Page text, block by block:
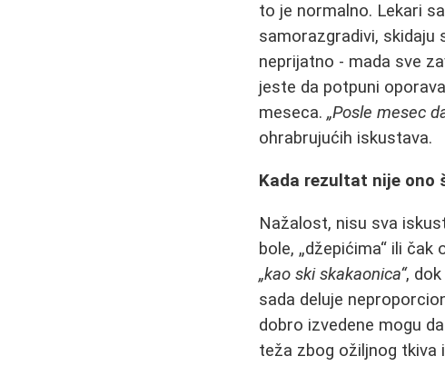
to je normalno. Lekari
samorazgradivi, skidaju
neprijatno - mada sve
jeste da potpuni
meseca.„Posle mesec
ohrabrujućih iskustava.
Kada rezultat nije ono
Nažalost, nisu sva
bole, „džepićima“ ili
„kao ski skakaonica“,
sada deluje
dobro izvedene mogu
teža zbog ožiljnog tkiva